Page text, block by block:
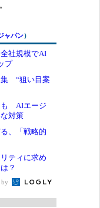
ャパン）
社規模でAI
プ
集 “狙い目案
も AIエージ
対策
、「戦略的
ティに求め
？
by